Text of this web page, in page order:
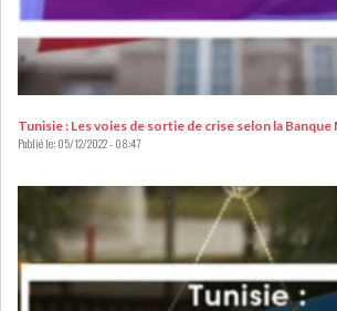
Tunisie : Les voies de sortie de crise selon la
Publié le:05/12/2022 - 08:47